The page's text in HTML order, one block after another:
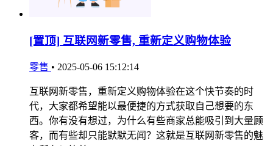
[置顶] 互联网新零售, 重新定义购物体验
零售 • 2025-05-06 15:12:14
互联网新零售，重新定义购物体验在这个快节奏的时
代，大家都希望能以最便捷的方式获取自己想要的东
西。你有没有想过，为什么有些商家总能吸引到大量顾
客，而有些却只能默默无闻？这就是互联网新零售的魅